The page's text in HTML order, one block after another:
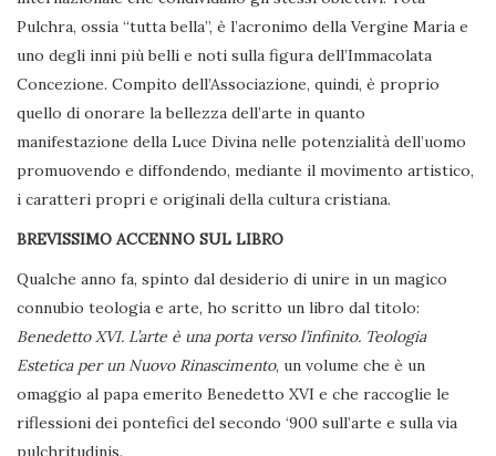
Pulchra, ossia “tutta bella”, è l’acronimo della Vergine Maria e
uno degli inni più belli e noti sulla figura dell’Immacolata
Concezione. Compito dell’Associazione, quindi, è proprio
quello di onorare la bellezza dell’arte in quanto
manifestazione della Luce Divina nelle potenzialità dell’uomo
promuovendo e diffondendo, mediante il movimento artistico,
i caratteri propri e originali della cultura cristiana.
BREVISSIMO ACCENNO SUL LIBRO
Qualche anno fa, spinto dal desiderio di unire in un magico
connubio teologia e arte, ho scritto un libro dal titolo:
Benedetto XVI. L’arte è una porta verso l’infinito. Teologia
Estetica per un Nuovo Rinascimento, un volume che è un
omaggio al papa emerito Benedetto XVI e che raccoglie le
riflessioni dei pontefici del secondo ‘900 sull’arte e sulla via
pulchritudinis.